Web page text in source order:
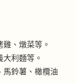
、燉菜等。
利麵等。
馬鈴薯、橄欖油